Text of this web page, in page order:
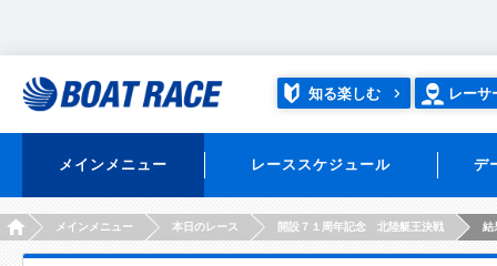
知る楽しむ レーサ
メインメニュー レーススケジュール デ
HOMEメインメニュー 本日のレース 開設７１周年記念 北陸艇王決戦 結